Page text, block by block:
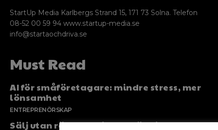
StartUp Media Karlbergs Strand 15, 171 73 Solna. Telefon
08-52 00 59 94 www.startup-media.se
info@startaochdriva.se
Must Read
AI för småföretagare: mindre stress, mer
lönsamhet
ENTREPRENÖRSKAP
Sälj utan rädsla – Michels väg till trygg